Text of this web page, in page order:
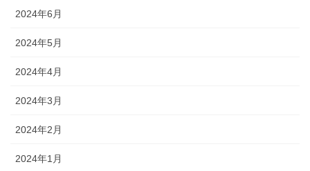
2024年6月
2024年5月
2024年4月
2024年3月
2024年2月
2024年1月